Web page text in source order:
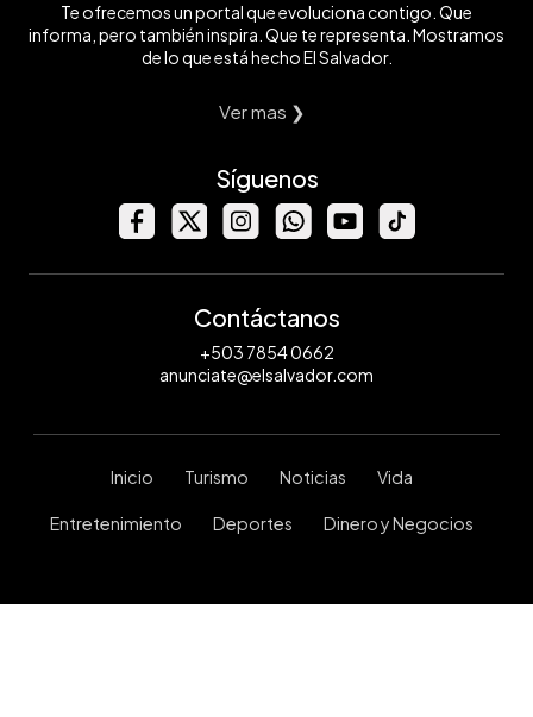
Te ofrecemos un portal que evoluciona contigo. Que
informa, pero también inspira. Que te representa. Mostramos
de lo que está hecho El Salvador.
Ver mas ❯
Síguenos
Contáctanos
+503 7854 0662
anunciate@elsalvador.com
Inicio Turismo Noticias Vida
Entretenimiento Deportes Dinero y Negocios